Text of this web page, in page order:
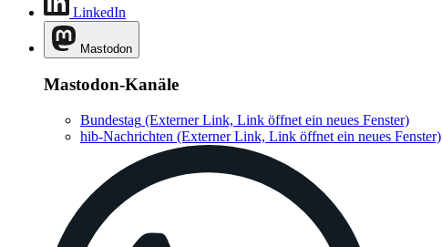
LinkedIn
Mastodon
Mastodon-Kanäle
Bundestag (Externer Link, Link öffnet ein neues Fenster)
hib-Nachrichten (Externer Link, Link öffnet ein neues Fenster)